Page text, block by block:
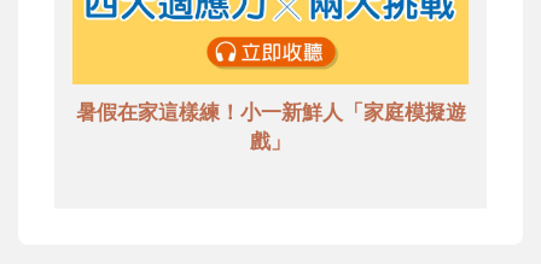
暑假在家這樣練！小一新鮮人「家庭模擬遊
戲」